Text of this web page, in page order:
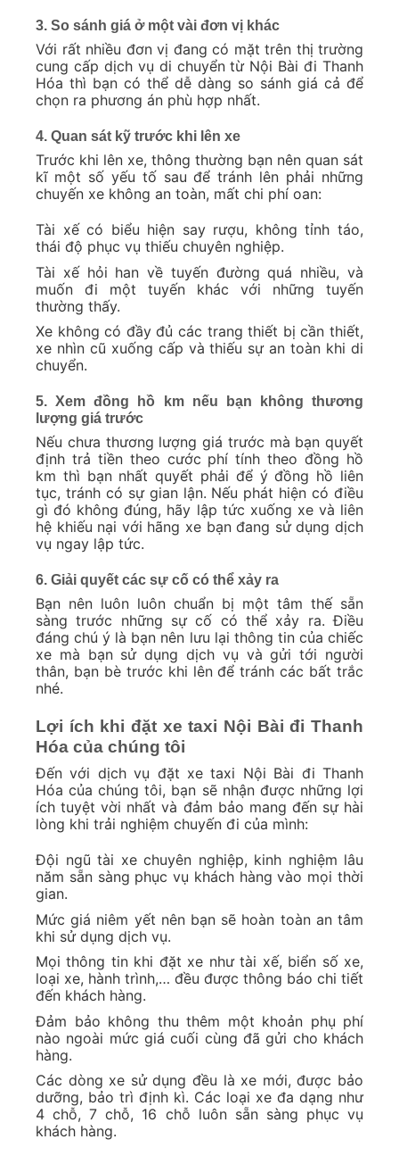
3. So sánh giá ở một vài đơn vị khác
Với rất nhiều đơn vị đang có mặt trên thị trường
cung cấp dịch vụ di chuyển từ Nội Bài đi Thanh
Hóa thì bạn có thể dễ dàng so sánh giá cả để
chọn ra phương án phù hợp nhất.
4. Quan sát kỹ trước khi lên xe
Trước khi lên xe, thông thường bạn nên quan sát
kĩ một số yếu tố sau để tránh lên phải những
chuyến xe không an toàn, mất chi phí oan:
Tài xế có biểu hiện say rượu, không tỉnh táo,
thái độ phục vụ thiếu chuyên nghiệp.
Tài xế hỏi han về tuyến đường quá nhiều, và
muốn đi một tuyến khác với những tuyến
thường thấy.
Xe không có đầy đủ các trang thiết bị cần thiết,
xe nhìn cũ xuống cấp và thiếu sự an toàn khi di
chuyển.
5. Xem đồng hồ km nếu bạn không thương
lượng giá trước
Nếu chưa thương lượng giá trước mà bạn quyết
định trả tiền theo cước phí tính theo đồng hồ
km thì bạn nhất quyết phải để ý đồng hồ liên
tục, tránh có sự gian lận. Nếu phát hiện có điều
gì đó không đúng, hãy lập tức xuống xe và liên
hệ khiếu nại với hãng xe bạn đang sử dụng dịch
vụ ngay lập tức.
6. Giải quyết các sự cố có thể xảy ra
Bạn nên luôn luôn chuẩn bị một tâm thế sẵn
sàng trước những sự cố có thể xảy ra. Điều
đáng chú ý là bạn nên lưu lại thông tin của chiếc
xe mà bạn sử dụng dịch vụ và gửi tới người
thân, bạn bè trước khi lên để tránh các bất trắc
nhé.
Lợi ích khi đặt xe taxi Nội Bài đi Thanh
Hóa của chúng tôi
Đến với dịch vụ đặt xe taxi Nội Bài đi Thanh
Hóa của chúng tôi, bạn sẽ nhận được những lợi
ích tuyệt vời nhất và đảm bảo mang đến sự hài
lòng khi trải nghiệm chuyến đi của mình:
Đội ngũ tài xe chuyên nghiệp, kinh nghiệm lâu
năm sẵn sàng phục vụ khách hàng vào mọi thời
gian.
Mức giá niêm yết nên bạn sẽ hoàn toàn an tâm
khi sử dụng dịch vụ.
Mọi thông tin khi đặt xe như tài xế, biển số xe,
loại xe, hành trình,… đều được thông báo chi tiết
đến khách hàng.
Đảm bảo không thu thêm một khoản phụ phí
nào ngoài mức giá cuối cùng đã gửi cho khách
hàng.
Các dòng xe sử dụng đều là xe mới, được bảo
dưỡng, bảo trì định kì. Các loại xe đa dạng như
4 chỗ, 7 chỗ, 16 chỗ luôn sẵn sàng phục vụ
khách hàng.